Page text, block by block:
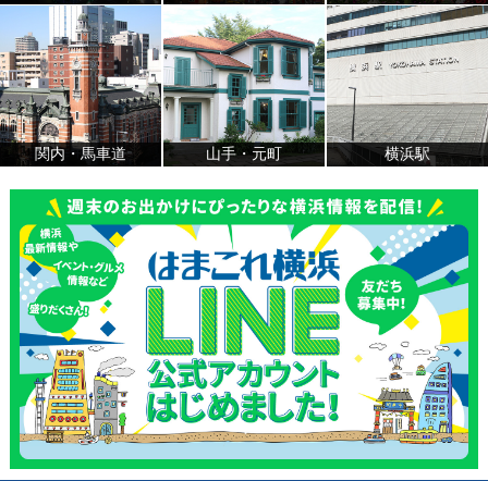
関内・馬車道 山手・元町 横浜駅